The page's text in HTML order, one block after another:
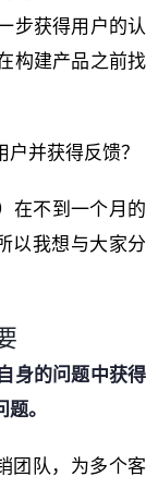
步获得用户的认
构建产品之前找
并获得反馈？
在不到一个月的
以我想与大家分
身的问题中获得
。
团队，为多个客